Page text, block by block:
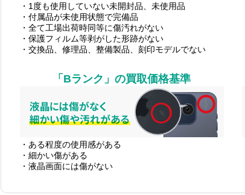
・1度も使用していない未開封品、未使用品
・付属品が未使用状態で完備品
・全て工場出荷時同等に傷汚れがない
・保護フィルム等剥がした形跡がない
・交換品、修理品、整備製品、刻印モデルでない
「Bランク」の買取価格基準
・ある程度の使用感がある
・細かい傷がある
・液晶画面には傷がない